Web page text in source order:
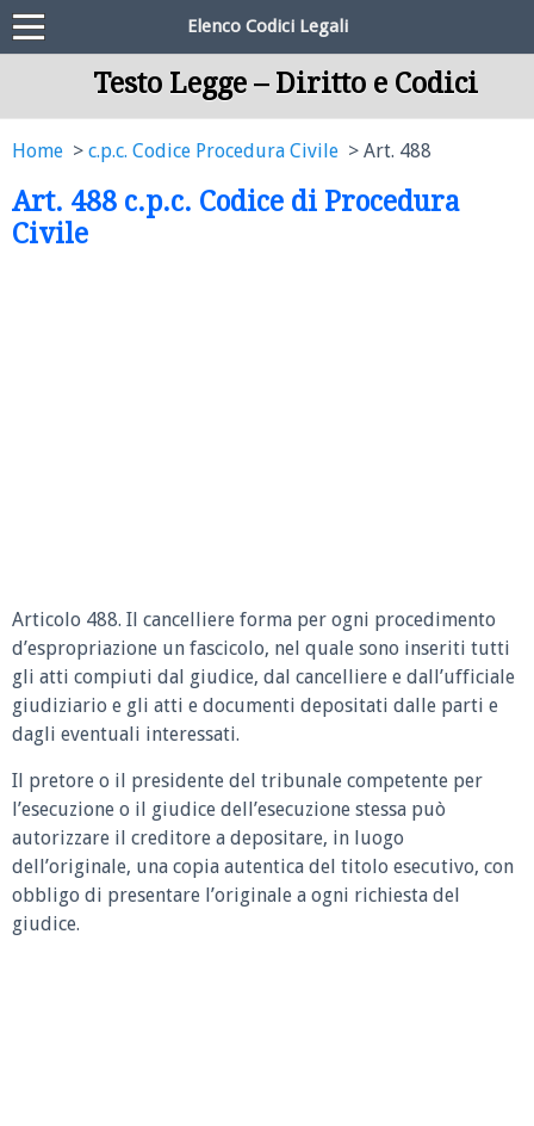
Elenco Codici Legali
Testo Legge – Diritto e Codici
Home c.p.c. Codice Procedura Civile Art. 488
Art. 488 c.p.c. Codice di Procedura
Civile
Articolo 488. Il cancelliere forma per ogni procedimento
d’espropriazione un fascicolo, nel quale sono inseriti tutti
gli atti compiuti dal giudice, dal cancelliere e dall’ufficiale
giudiziario e gli atti e documenti depositati dalle parti e
dagli eventuali interessati.
Il pretore o il presidente del tribunale competente per
l’esecuzione o il giudice dell’esecuzione stessa può
autorizzare il creditore a depositare, in luogo
dell’originale, una copia autentica del titolo esecutivo, con
obbligo di presentare l’originale a ogni richiesta del
giudice.